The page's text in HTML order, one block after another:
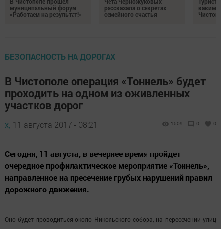
муниципальный форум
«Работаем на результат!»
рассказала о секретах
семейного счастья
каким
БЕЗОПАСНОСТЬ НА ДОРОГАХ
В Чистополе операция «Тоннель» будет
проходить на одном из оживленных
участков дорог
х, 11 августа 2017 - 08:21 1509 0 0
Сегодня, 11 августа, в вечернее время пройдет
очередное профилактическое мероприятие «Тоннель»,
направленное на пресечение грубых нарушений правил
дорожного движения.
Оно будет проводиться около Никольского собора, на пересечении улиц